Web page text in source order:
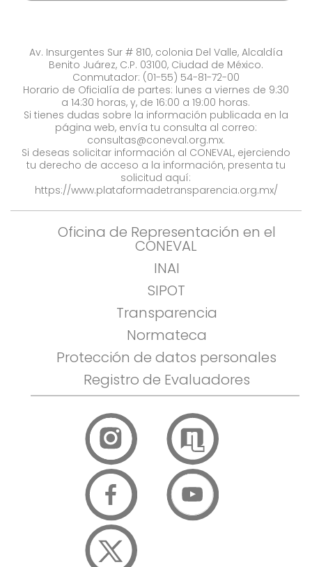
Av. Insurgentes Sur # 810, colonia Del Valle, Alcaldía
Benito Juárez, C.P. 03100, Ciudad de México.
Conmutador: (01-55) 54-81-72-00
Horario de Oficialía de partes: lunes a viernes de 9:30
a 14:30 horas, y, de 16:00 a 19:00 horas.
Si tienes dudas sobre la información publicada en la
página web, envía tu consulta al correo:
consultas@coneval.org.mx.
Si deseas solicitar información al CONEVAL, ejerciendo
tu derecho de acceso a la información, presenta tu
solicitud aquí:
https://www.plataformadetransparencia.org.mx/
Oficina de Representación en el
CONEVAL
INAI
SIPOT
Transparencia
Normateca
Protección de datos personales
Registro de Evaluadores